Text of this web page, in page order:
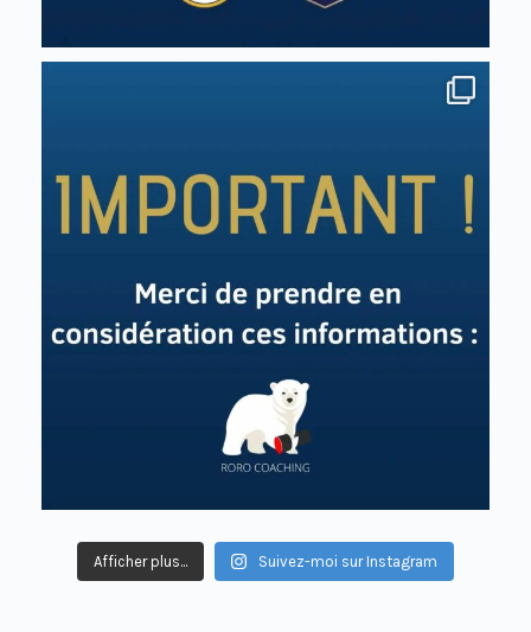
Afficher plus... Suivez-moi sur Instagram